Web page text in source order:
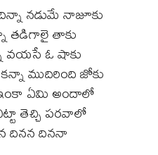
నడుమే నాజూకు
తడిగాలై తాకు
వయసే ఓ షాకు
ముదిరింది జోకు
ఏమి అందాలో
తెచ్చి పరవాలో
దినన దిననా